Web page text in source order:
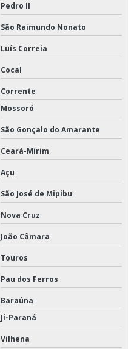
Pedro II
São Raimundo Nonato
Luís Correia
Cocal
Corrente
Mossoró
São Gonçalo do Amarante
Ceará-Mirim
Açu
São José de Mipibu
Nova Cruz
João Câmara
Touros
Pau dos Ferros
Baraúna
Ji-Paraná
Vilhena